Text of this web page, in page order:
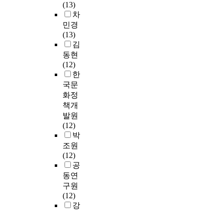
(13)
차
민경
(13)
김
동현
(12)
한
국문
화정
책개
발원
(12)
박
조원
(12)
공
동연
구원
(12)
강